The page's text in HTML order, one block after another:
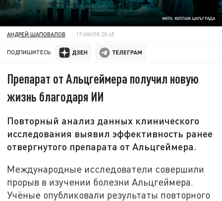
ФОТО: КОЛЛАЖ ЦАРЬГРАДА
АНДРЕЙ ШАПОВАЛОВ 17 ИЮЛЯ 20:45
ПОДПИШИТЕСЬ:
Препарат от Альцгеймера получил новую
жизнь благодаря ИИ
Повторный анализ данных клинического
исследования выявил эффективность ранее
отвергнутого препарата от Альцгеймера.
Международные исследователи совершили
прорыв в изучении болезни Альцгеймера.
Учёные опубликовали результаты повторного